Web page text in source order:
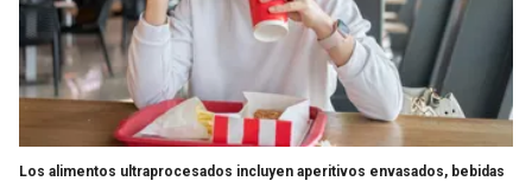
Los alimentos ultraprocesados incluyen aperitivos envasados, bebidas